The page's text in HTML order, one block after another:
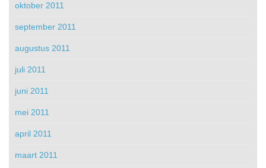
oktober 2011
september 2011
augustus 2011
juli 2011
juni 2011
mei 2011
april 2011
maart 2011